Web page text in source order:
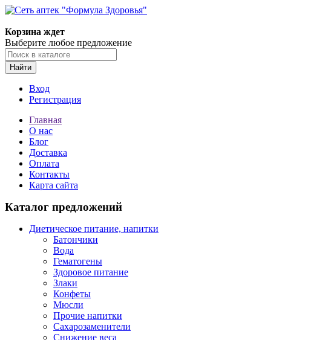
Корзина ждет
Выберите любое предложение
Найти
Вход
Регистрация
Главная
О нас
Блог
Доставка
Оплата
Контакты
Карта сайта
Каталог предложений
Диетическое питание, напитки
Батончики
Вода
Гематогены
Здоровое питание
Злаки
Конфеты
Мюсли
Прочие напитки
Сахарозаменители
Снижение веса